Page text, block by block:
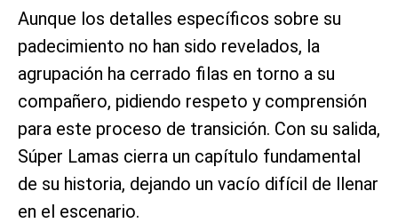
Aunque los detalles específicos sobre su
padecimiento no han sido revelados, la
agrupación ha cerrado filas en torno a su
compañero, pidiendo respeto y comprensión
para este proceso de transición. Con su salida,
Súper Lamas cierra un capítulo fundamental
de su historia, dejando un vacío difícil de llenar
en el escenario.